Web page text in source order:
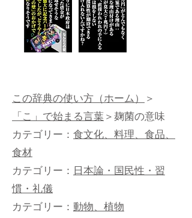
この辞典の使い方（ホーム）＞
「こ」で始まる言葉＞麹菌の意味
カテゴリー： 食文化、料理、食品、
食材
カテゴリー： 日本論・国民性・習
慣・礼儀
カテゴリー： 動物、植物